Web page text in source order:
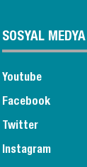
SOSYAL MEDYA
Youtube
Facebook
Twitter
Instagram